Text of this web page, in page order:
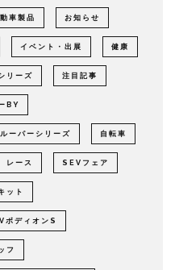
車製品 お知らせ
イベント・出展 健康
リーズ 注目記事
BY
ーパーシリーズ 自転車
レース SEVフェア
ット
ボディオンS
フ